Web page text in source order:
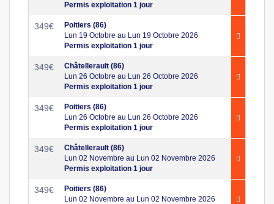
Permis exploitation 1 jour
349€
Poitiers (86)
Lun 19 Octobre au Lun 19 Octobre 2026
Permis exploitation 1 jour
349€
Châtellerault (86)
Lun 26 Octobre au Lun 26 Octobre 2026
Permis exploitation 1 jour
349€
Poitiers (86)
Lun 26 Octobre au Lun 26 Octobre 2026
Permis exploitation 1 jour
349€
Châtellerault (86)
Lun 02 Novembre au Lun 02 Novembre 2026
Permis exploitation 1 jour
349€
Poitiers (86)
Lun 02 Novembre au Lun 02 Novembre 2026